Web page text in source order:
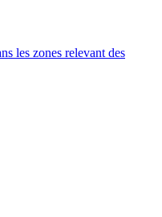
les zones relevant des